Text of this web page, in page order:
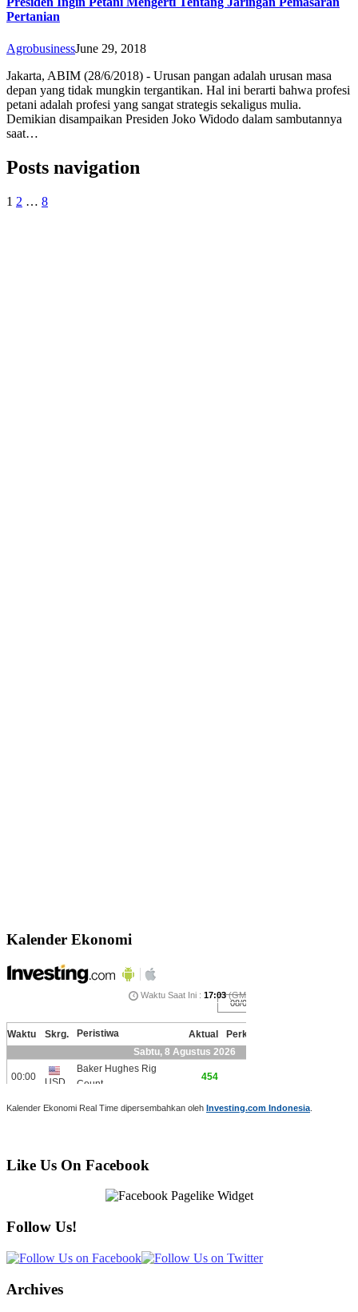
Pertanian
AgrobusinessJune 29, 2018
Jakarta, ABIM (28/6/2018) - Urusan pangan adalah urusan masa
depan yang tidak mungkin tergantikan. Hal ini berarti bahwa profesi
petani adalah profesi yang sangat strategis sekaligus mulia.
Demikian disampaikan Presiden Joko Widodo dalam sambutannya
saat…
Posts navigation
1 2 … 8
Kalender Ekonomi
Kalender Ekonomi Real Time dipersembahkan oleh Investing.com Indonesia
Like Us On Facebook
Follow Us!
Archives